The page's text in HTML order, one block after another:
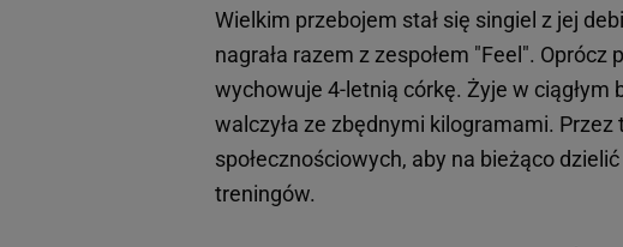
Wielkim przebojem stał się singiel z jej
nagrała razem z zespołem "Feel".
wychowuje 4-letnią córkę. Żyje w
walczyła ze zbędnymi kilogramami.
społecznościowych, aby na bieżąco
treningów.